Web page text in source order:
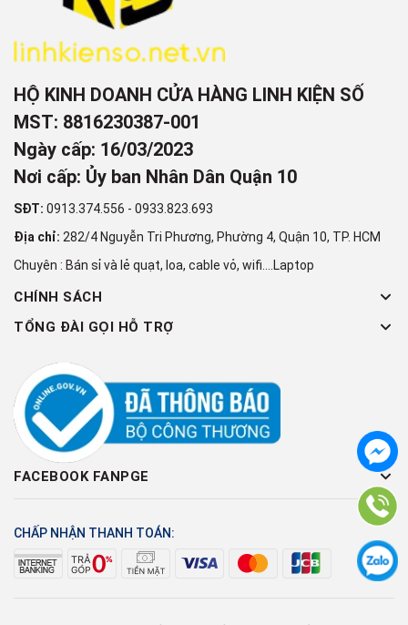
HỘ KINH DOANH CỬA HÀNG LINH KIỆN SỐ
MST: 8816230387-001
Ngày cấp: 16/03/2023
Nơi cấp: Ủy ban Nhân Dân Quận 10
SĐT: 0913.374.556 - 0933.823.693
Địa chỉ: 282/4 Nguyễn Tri Phương, Phường 4, Quận 10, TP. HCM
Chuyên : Bán sỉ và lẻ quạt, loa, cable vỏ, wifi....Laptop
CHÍNH SÁCH
TỔNG ĐÀI GỌI HỖ TRỢ
FACEBOOK FANPGE
CHẤP NHẬN THANH TOÁN: